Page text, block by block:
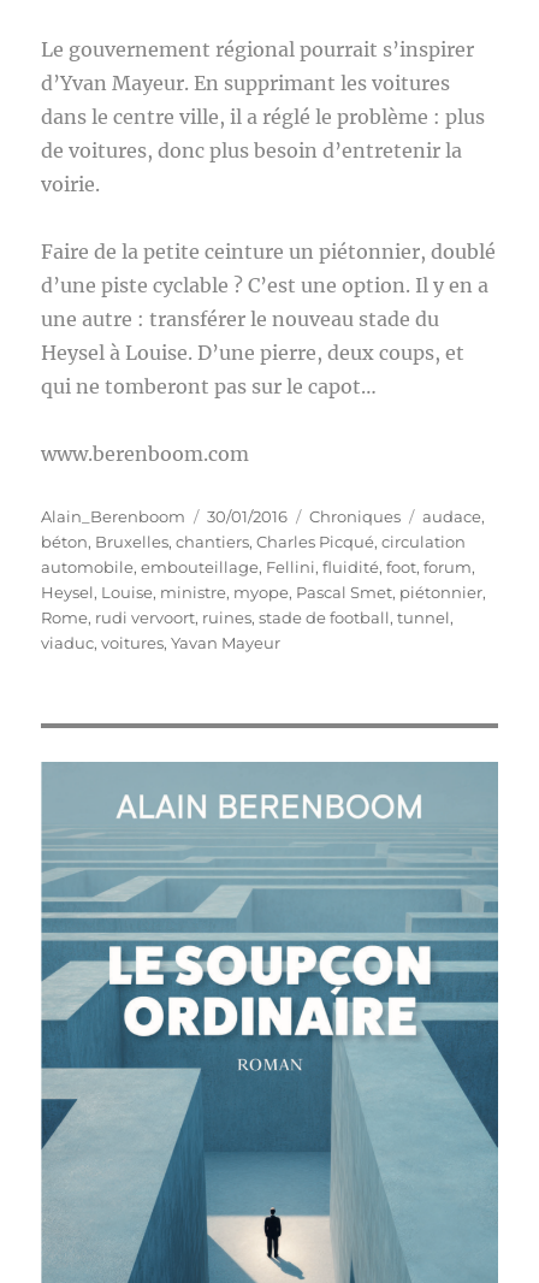
Le gouvernement régional pourrait s’inspirer
d’Yvan Mayeur. En supprimant les voitures
dans le centre ville, il a réglé le problème : plus
de voitures, donc plus besoin d’entretenir la
voirie.
Faire de la petite ceinture un piétonnier, doublé
d’une piste cyclable ? C’est une option. Il y en a
une autre : transférer le nouveau stade du
Heysel à Louise. D’une pierre, deux coups, et
qui ne tomberont pas sur le capot…
www.berenboom.com
Auteur
Alain_Berenboom
Publié
le
30/01/2016 Catégories
Chroniques Étiquettes
audace,
béton, Bruxelles,chantiers,Charles Picqué,circulation
automobile,embouteillage, Fellini,fluidité,foot,forum,
Heysel, Louise, ministre, myope, Pascal Smet, piétonnier,
Rome, rudi vervoort, ruines,stade de football,tunnel,
viaduc,voitures,Yavan Mayeur